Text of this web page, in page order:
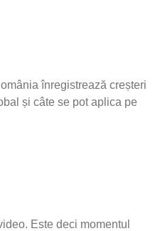
înregistrează creșteri
și câte se pot aplica pe
Este deci momentul